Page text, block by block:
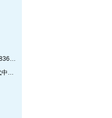
第05版：红船初心专刊（总第1836期）
第06版：学习贯彻习近平新时代中国特色社会主义思想专刊